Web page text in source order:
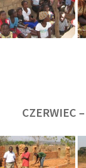
CZERWIEC